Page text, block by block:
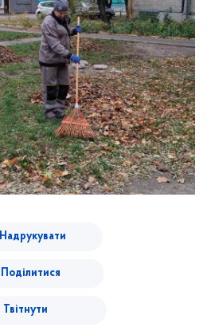
Надрукувати
Поділитися
Твітнути